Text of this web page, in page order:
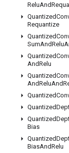
ReluAnd
Quantized
Requantize
Quantized
SumAndRelu
Quantized
AndRelu
Quantized
AndReluAnd
Quantized
Quantized
Quantized
Bias
Quantized
BiasAndRelu